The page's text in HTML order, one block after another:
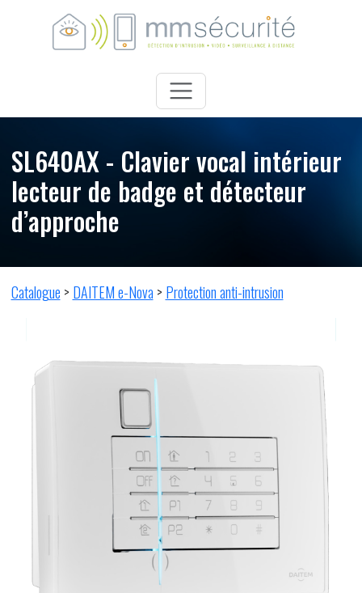
SL640AX - Clavier vocal intérieur
lecteur de badge et détecteur
d’approche
Catalogue > DAITEM e-Nova > Protection anti-intrusion